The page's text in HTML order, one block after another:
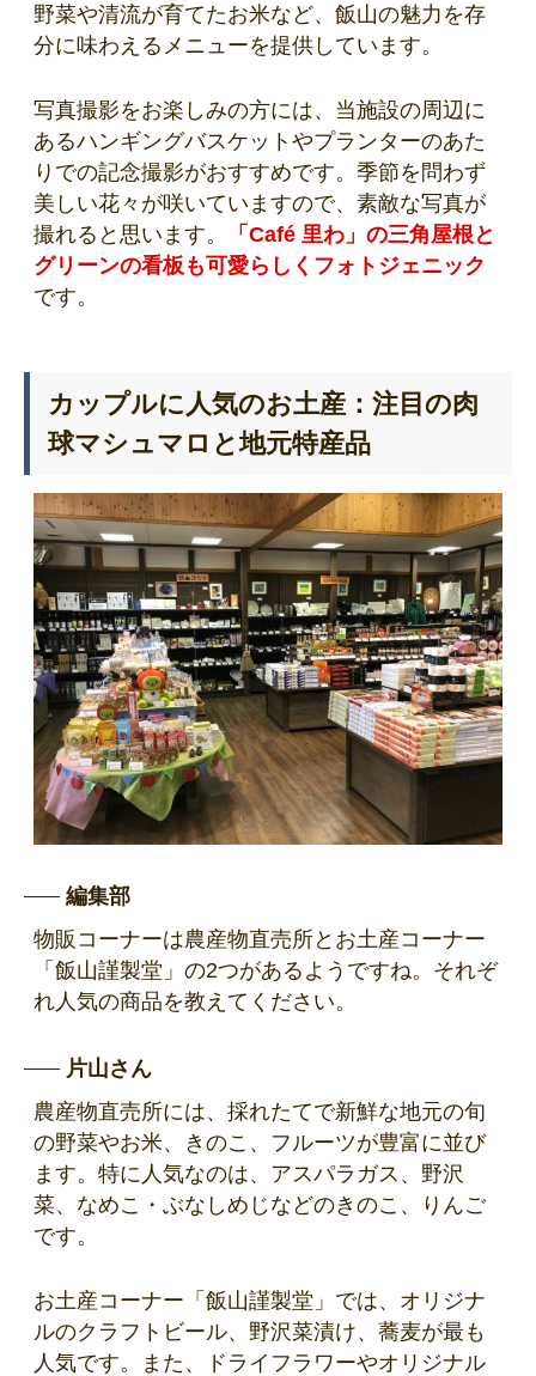
野菜や清流が育てたお米など、飯山の魅力を存
分に味わえるメニューを提供しています。
写真撮影をお楽しみの方には、当施設の周辺に
あるハンギングバスケットやプランターのあた
りでの記念撮影がおすすめです。季節を問わず
美しい花々が咲いていますので、素敵な写真が
撮れると思います。
「Café 里わ」の三角屋根と
グリーンの看板も可愛らしくフォトジェニック
です。
カップルに人気のお土産：注目の肉
球マシュマロと地元特産品
編集部
物販コーナーは農産物直売所とお土産コーナー
「飯山謹製堂」の2つがあるようですね。それぞ
れ人気の商品を教えてください。
片山さん
農産物直売所には、採れたてで新鮮な地元の旬
の野菜やお米、きのこ、フルーツが豊富に並び
ます。特に人気なのは、アスパラガス、野沢
菜、なめこ・ぶなしめじなどのきのこ、りんご
です。
お土産コーナー「飯山謹製堂」では、オリジナ
ルのクラフトビール、野沢菜漬け、蕎麦が最も
人気です。また、ドライフラワーやオリジナル